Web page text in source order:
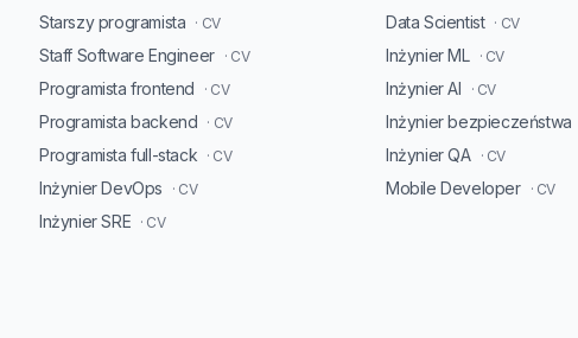
Starszy programista · CV
Staff Software Engineer · CV
Programista frontend · CV
Programista backend · CV
Programista full-stack · CV
Inżynier DevOps · CV
Inżynier SRE · CV
Data Scientist · CV
Inżynier ML · CV
Inżynier AI · CV
Inżynier bezpieczeństwa
Inżynier QA · CV
Mobile Developer · CV